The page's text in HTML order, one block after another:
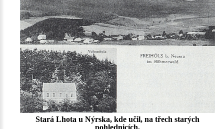
Stará Lhota u Nýrska, kde učil, na třech starých
pohlednicích,